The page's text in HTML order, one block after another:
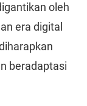
oleh
era digital
beradaptasi